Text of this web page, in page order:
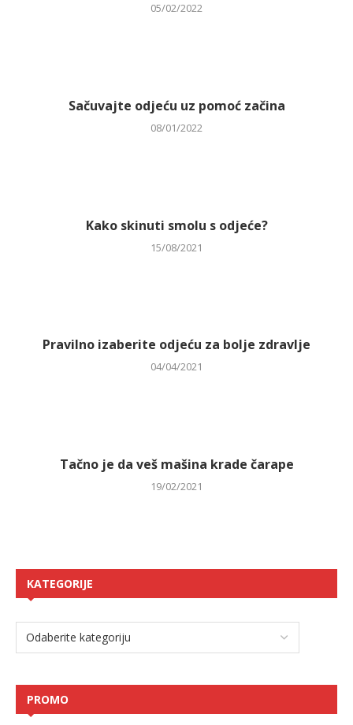
05/02/2022
Sačuvajte odjeću uz pomoć začina
08/01/2022
Kako skinuti smolu s odjeće?
15/08/2021
Pravilno izaberite odjeću za bolje zdravlje
04/04/2021
Tačno je da veš mašina krade čarape
19/02/2021
KATEGORIJE
PROMO